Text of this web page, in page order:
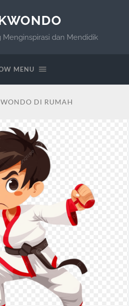
Menginspirasi dan Mendidik
MENU
DI RUMAH